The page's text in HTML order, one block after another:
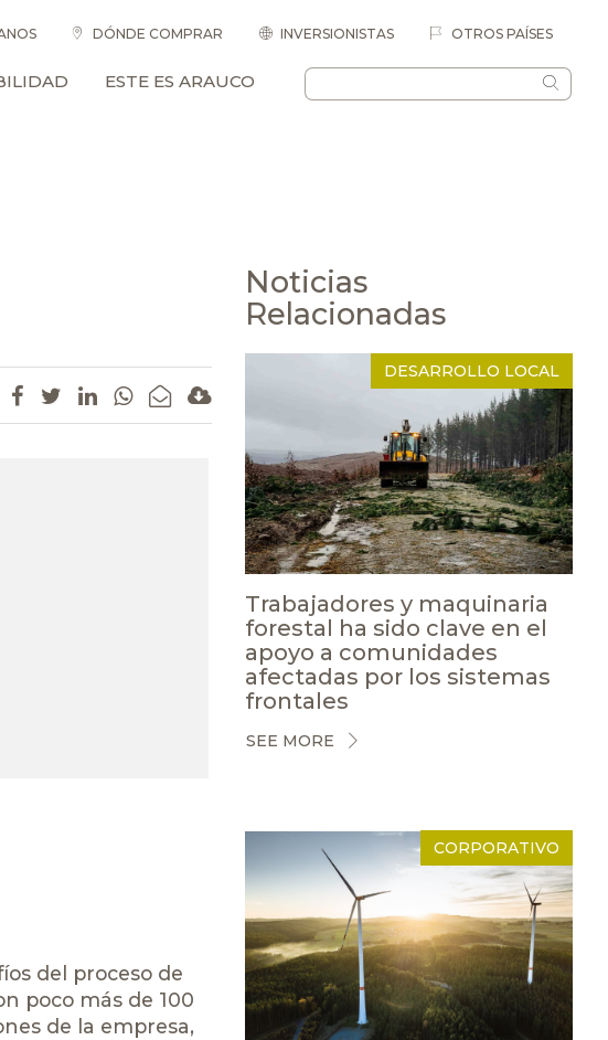
DÓNDE COMPRAR INVERSIONISTAS OTROS PAÍSES
ESTE ES ARAUCO
del proceso de
poco más de 100
de la empresa,
Noticias
Relacionadas
DESARROLLO LOCAL
Trabajadores y maquinaria
forestal ha sido clave en el
apoyo a comunidades
afectadas por los sistemas
frontales
SEE MORE
CORPORATIVO